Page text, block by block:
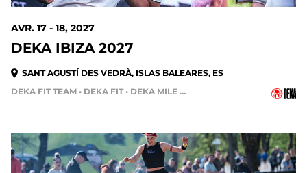
AVR. 17 - 18, 2027
DEKA IBIZA 2027
SANT AGUSTÍ DES VEDRÀ, ISLAS BALEARES, ES
DEKA FIT TEAM • DEKA FIT • DEKA MILE • DEKA MILE TEAM